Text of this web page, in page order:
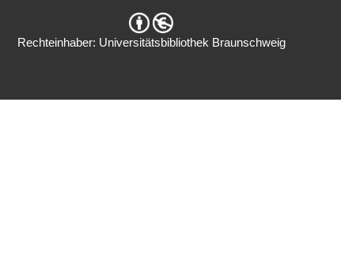
Rechteinhaber: Universitätsbibliothek Braunschweig